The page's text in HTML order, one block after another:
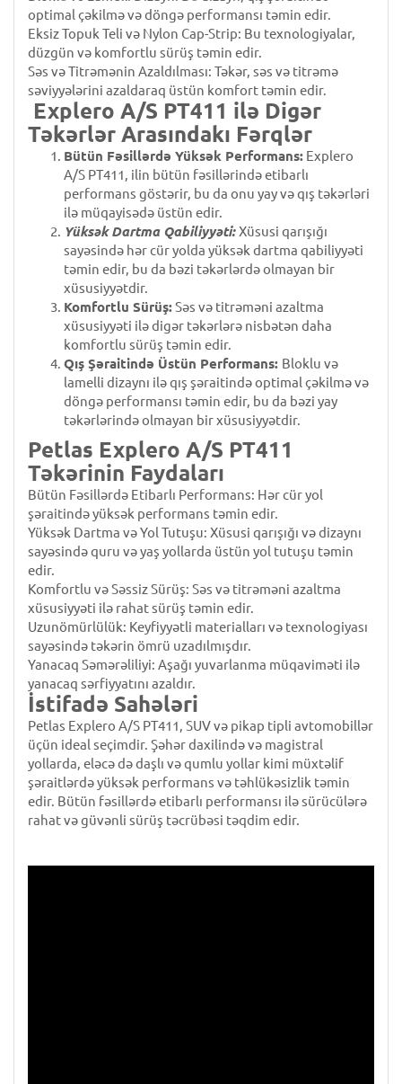
optimal çəkilmə və döngə performansı təmin edir.
Eksiz Topuk Teli və Nylon Cap-Strip: Bu texnologiyalar,
düzgün və komfortlu sürüş təmin edir.
Səs və Titrəmənin Azaldılması: Təkər, səs və titrəmə
səviyyələrini azaldaraq üstün komfort təmin edir.
Explero A/S PT411 ilə Digər
Təkərlər Arasındakı Fərqlər
Bütün Fəsillərdə Yüksək Performans: Explero
A/S PT411, ilin bütün fəsillərində etibarlı
performans göstərir, bu da onu yay və qış təkərləri
ilə müqayisədə üstün edir.
Yüksək Dartma Qabiliyyəti:Xüsusi qarışığı
sayəsində hər cür yolda yüksək dartma qabiliyyəti
təmin edir, bu da bəzi təkərlərdə olmayan bir
xüsusiyyətdir.
Komfortlu Sürüş:Səs və titrəməni azaltma
xüsusiyyəti ilə digər təkərlərə nisbətən daha
komfortlu sürüş təmin edir.
Qış Şəraitində Üstün Performans: Bloklu və
lamelli dizaynı ilə qış şəraitində optimal çəkilmə və
döngə performansı təmin edir, bu da bəzi yay
təkərlərində olmayan bir xüsusiyyətdir.
Petlas Explero A/S PT411
Təkərinin Faydaları
Bütün Fəsillərdə Etibarlı Performans: Hər cür yol
şəraitində yüksək performans təmin edir.
Yüksək Dartma və Yol Tutuşu: Xüsusi qarışığı və dizaynı
sayəsində quru və yaş yollarda üstün yol tutuşu təmin
edir.
Komfortlu və Səssiz Sürüş: Səs və titrəməni azaltma
xüsusiyyəti ilə rahat sürüş təmin edir.
Uzunömürlülük: Keyfiyyətli materialları və texnologiyası
sayəsində təkərin ömrü uzadılmışdır.
Yanacaq Səmərəliliyi: Aşağı yuvarlanma müqaviməti ilə
yanacaq sərfiyyatını azaldır.
İstifadə Sahələri
Petlas Explero A/S PT411, SUV və pikap tipli avtomobillər
üçün ideal seçimdir. Şəhər daxilində və magistral
yollarda, eləcə də daşlı və qumlu yollar kimi müxtəlif
şəraitlərdə yüksək performans və təhlükəsizlik təmin
edir. Bütün fəsillərdə etibarlı performansı ilə sürücülərə
rahat və güvənli sürüş təcrübəsi təqdim edir.